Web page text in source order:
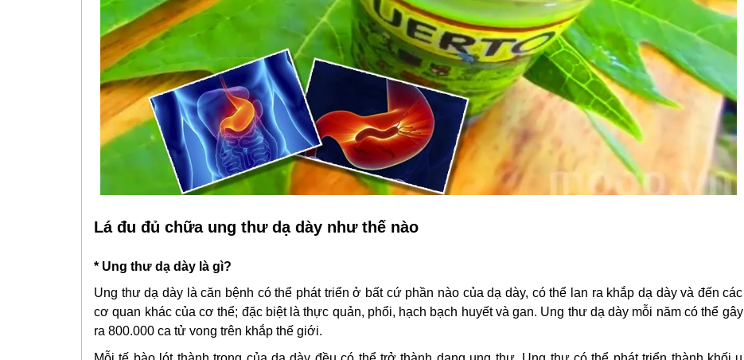
Lá đu đủ chữa ung thư dạ dày như thế nào
* Ung thư dạ dày là gì?
Ung thư dạ dày là căn bệnh có thể phát triển ở bất cứ phần nào của dạ dày, có thể lan ra khắp dạ dày và đến các
cơ quan khác của cơ thể; đặc biệt là thực quản, phổi, hạch bạch huyết và gan. Ung thư dạ dày mỗi năm có thể gây
ra 800.000 ca tử vong trên khắp thế giới.